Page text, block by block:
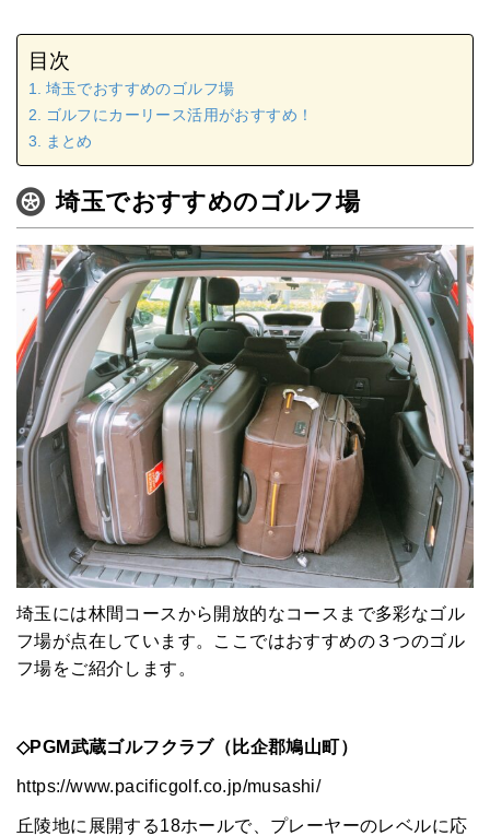
目次
埼玉でおすすめのゴルフ場
ゴルフにカーリース活用がおすすめ！
まとめ
埼玉でおすすめのゴルフ場
埼玉には林間コースから開放的なコースまで多彩なゴル
フ場が点在しています。ここではおすすめの３つのゴル
フ場をご紹介します。
◇PGM武蔵ゴルフクラブ（比企郡鳩山町）
https://www.pacificgolf.co.jp/musashi/
丘陵地に展開する18ホールで、プレーヤーのレベルに応